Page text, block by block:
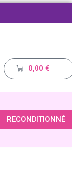
0,00 €
RECONDITIONNÉ